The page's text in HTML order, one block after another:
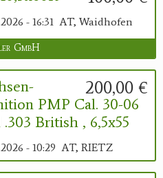
- 16:31 AT, Waidhofen
GmbH
200,00 €
PMP Cal. 30-06
British , 6,5x55
- 10:29 AT, RIETZ